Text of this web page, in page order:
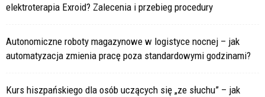
elektroterapia Exroid? Zalecenia i przebieg procedury
Autonomiczne roboty magazynowe w logistyce nocnej – jak
automatyzacja zmienia pracę poza standardowymi godzinami?
Kurs hiszpańskiego dla osób uczących się „ze słuchu” – jak